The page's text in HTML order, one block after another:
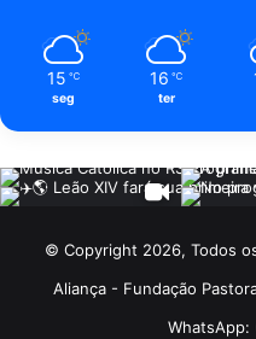
15 ℃
seg
16 ℃
ter
© Copyright 2026, Todos
Aliança - Fundação